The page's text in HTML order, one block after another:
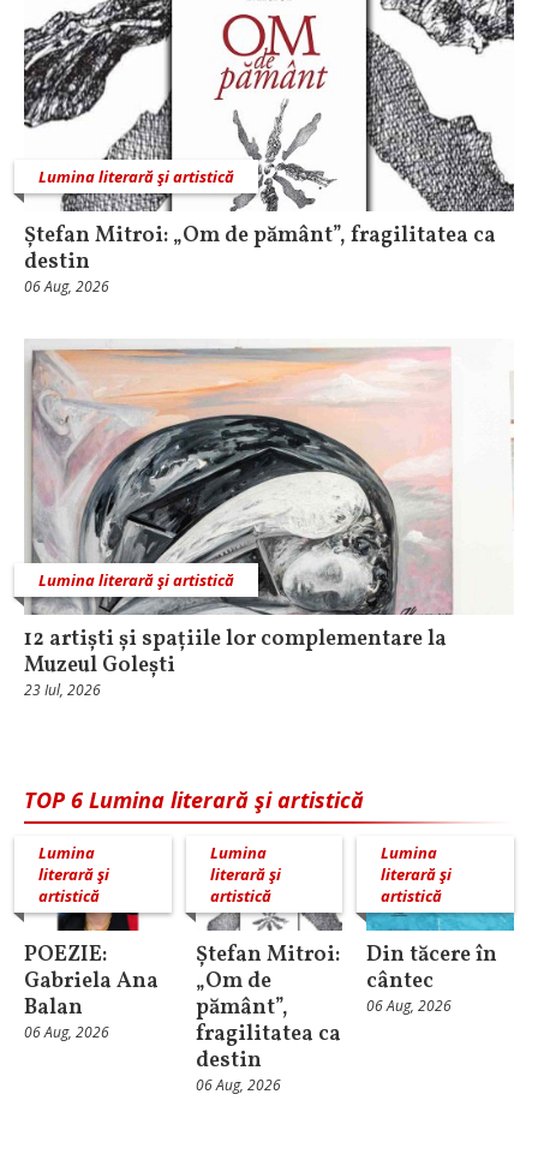
Lumina literară şi artistică
Ștefan Mitroi: „Om de pământ”, fragilitatea ca
destin
06 Aug, 2026
Lumina literară şi artistică
12 artiști și spațiile lor complementare la
Muzeul Golești
23 Iul, 2026
TOP 6 Lumina literară şi artistică
Lumina
literară şi
artistică
POEZIE:
Gabriela Ana
Balan
06 Aug, 2026
Lumina
literară şi
artistică
Ștefan Mitroi:
„Om de
pământ”,
fragilitatea ca
destin
06 Aug, 2026
Lumina
literară şi
artistică
Din tăcere în
cântec
06 Aug, 2026